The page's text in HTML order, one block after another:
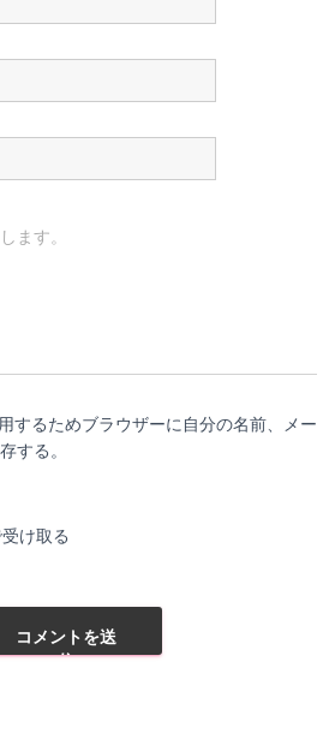
ます。
するためブラウザーに自分の名前、メー
する。
け取る